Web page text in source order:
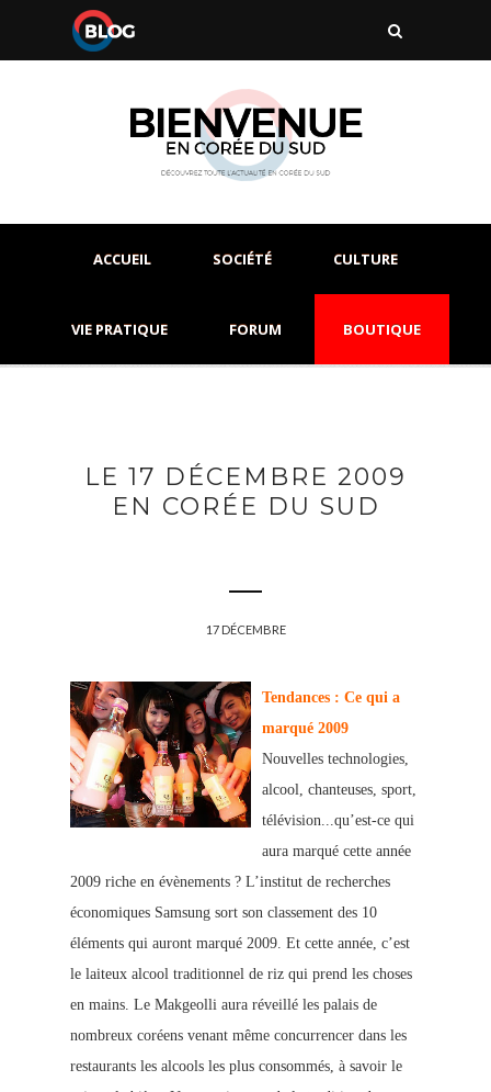
ACCUEIL SOCIÉTÉ CULTURE
VIE PRATIQUE FORUM BOUTIQUE
LE 17 DÉCEMBRE 2009
EN CORÉE DU SUD
17 DÉCEMBRE
Tendances : Ce qui a
marqué 2009
Nouvelles technologies,
alcool, chanteuses, sport,
télévision...qu’est-ce qui
aura marqué cette année
2009 riche en évènements ? L’institut de recherches
économiques Samsung sort son classement des 10
éléments qui auront marqué 2009. Et cette année, c’est
le laiteux alcool traditionnel de riz qui prend les choses
en mains. Le Makgeolli aura réveillé les palais de
nombreux coréens venant même concurrencer dans les
restaurants les alcools les plus consommés, à savoir le